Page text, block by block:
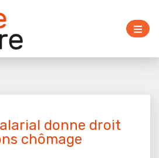
donne droit
chômage